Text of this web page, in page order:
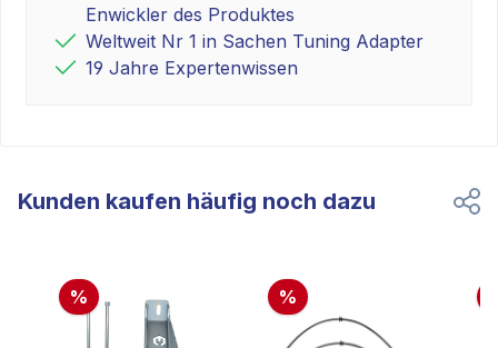
Enwickler des Produktes
Weltweit Nr 1 in Sachen Tuning Adapter
19 Jahre Expertenwissen
Kunden kaufen häufig noch dazu
% %